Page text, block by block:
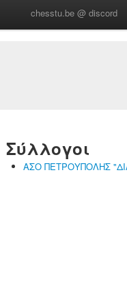
chesstu.be @ discord
Σύλλογοι
ΑΣΟ ΠΕΤΡΟΥΠΟΛΗΣ